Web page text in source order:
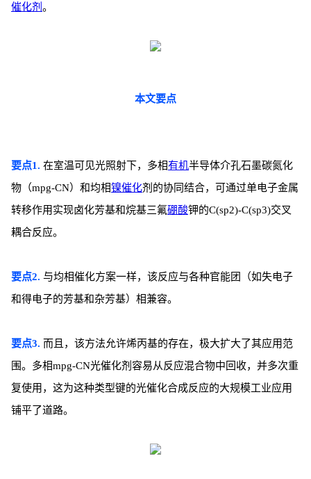
催化剂 。
本文要点
要点1. 在室温可见光照射下，多相有机半导体介孔石墨碳氮化
物（mpg-CN）和均相镍催化剂的协同结合，可通过单电子金属
转移作用实现卤化芳基和烷基三氟硼酸钾的C(sp2)-C(sp3)交叉
耦合反应。
要点2. 与均相催化方案一样，该反应与各种官能团（如失电子
和得电子的芳基和杂芳基）相兼容。
要点3. 而且，该方法允许烯丙基的存在，极大扩大了其应用范
围。多相mpg-CN光催化剂容易从反应混合物中回收，并多次重
复使用，这为这种类型键的光催化合成反应的大规模工业应用
铺平了道路。